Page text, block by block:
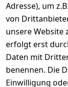
Adresse), um
von
unsere Website
erfolgt erst
Daten mit
benennen. Die
Einwilligung
Rechtliches
AGB
Impressum
Datenschutze
rklärung